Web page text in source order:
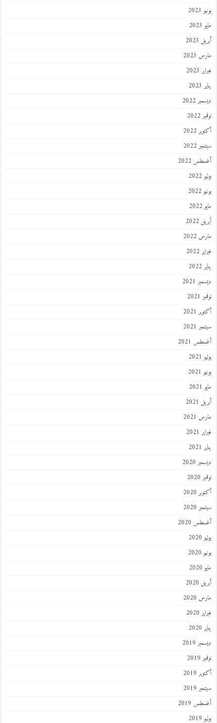
يونيو 2023
مايو 2023
أبريل 2023
مارس 2023
فبراير 2023
يناير 2023
ديسمبر 2022
نوفمبر 2022
أكتوبر 2022
سبتمبر 2022
أغسطس 2022
يوليو 2022
يونيو 2022
مايو 2022
أبريل 2022
مارس 2022
فبراير 2022
يناير 2022
ديسمبر 2021
نوفمبر 2021
أكتوبر 2021
سبتمبر 2021
أغسطس 2021
يوليو 2021
يونيو 2021
مايو 2021
أبريل 2021
مارس 2021
فبراير 2021
يناير 2021
ديسمبر 2020
نوفمبر 2020
أكتوبر 2020
سبتمبر 2020
أغسطس 2020
يوليو 2020
يونيو 2020
مايو 2020
أبريل 2020
مارس 2020
فبراير 2020
يناير 2020
ديسمبر 2019
نوفمبر 2019
أكتوبر 2019
سبتمبر 2019
أغسطس 2019
يوليو 2019